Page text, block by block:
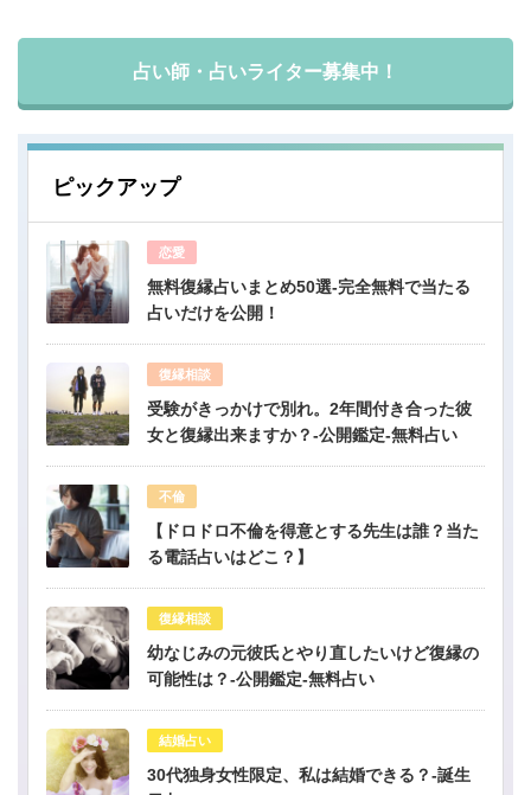
占い師・占いライター募集中！
ピックアップ
恋愛
無料復縁占いまとめ50選-完全無料で当たる
占いだけを公開！
復縁相談
受験がきっかけで別れ。2年間付き合った彼
女と復縁出来ますか？-公開鑑定-無料占い
不倫
【ドロドロ不倫を得意とする先生は誰？当た
る電話占いはどこ？】
復縁相談
幼なじみの元彼氏とやり直したいけど復縁の
可能性は？-公開鑑定-無料占い
結婚占い
30代独身女性限定、私は結婚できる？-誕生